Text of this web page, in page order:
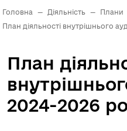
Головна — Діяльність — Плани
План діяльності внутрішнього
План
2024-2026